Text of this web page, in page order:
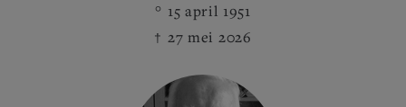
15 april 1951
27 mei 2026